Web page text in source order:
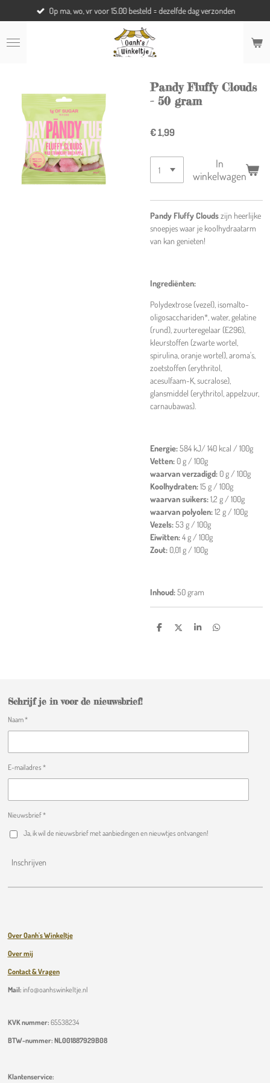
direct
naar
de
Op ma, wo, vr voor 15.00 besteld = dezelfde dag verzonden
Pandy Fluffy Clouds
- 50 gram
€ 1,99
In
winkelwagen
Pandy Fluffy Cloudszijn heerlijke
snoepjes waar je koolhydraatarm
van kan genieten!
Ingrediënten:
Polydextrose (vezel), isomalto-
oligosacchariden*, water, gelatine
(rund), zuurteregelaar (E296),
kleurstoffen (zwarte wortel,
spirulina, oranje wortel), aroma's,
zoetstoffen (erythritol,
acesulfaam-K, sucralose),
glansmiddel (erythritol, appelzuur,
carnaubawas).
Energie:584 kJ/ 140 kcal / 100g
Vetten:0 g / 100g
waarvan verzadigd:0 g / 100g
Koolhydraten:15 g / 100g
waarvan suikers:1,2 g / 100g
waarvan polyolen:12 g / 100g
Vezels:53 g / 100g
Eiwitten:4 g / 100g
Zout:0,01 g / 100g
Inhoud:50 gram
D
D
S
D
Schrijf je in voor de nieuwsbrief!
Naam *
E-mailadres *
Nieuwsbrief *
Ja, ik wil de nieuwsbrief met aanbiedingen en nieuwtjes ontvangen!
Inschrijven
Over Oanh's Winkeltje
Over mij
Contact & Vragen
Mail: info@oanhswinkeltje.nl
KVK nummer: 65538234
BTW-nummer: NL001887929B08
Klantenservice: